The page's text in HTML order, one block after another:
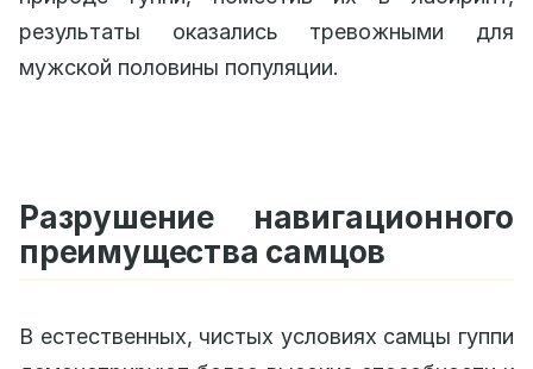
результаты оказались тревожными для
мужской половины популяции.
Разрушение навигационного
преимущества самцов
В естественных, чистых условиях самцы гуппи